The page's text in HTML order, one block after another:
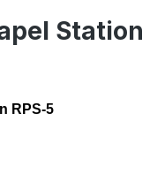
Station
RPS-5